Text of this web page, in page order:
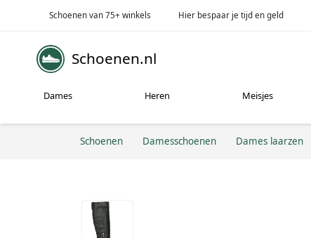
Schoenen van 75+ winkels Hier bespaar je tijd en geld
Schoenen.nl
Dames Heren Meisjes
Schoenen Damesschoenen Dames laarzen